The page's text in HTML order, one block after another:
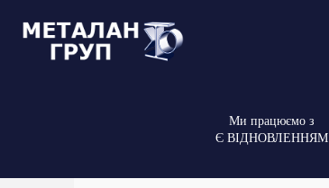
Ми працюємо з
Є ВІДНОВЛЕННЯМ